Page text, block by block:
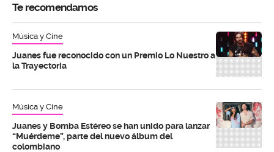
Te recomendamos
Música y Cine
Juanes fue reconocido con un Premio Lo Nuestro a
la Trayectoria
Música y Cine
Juanes y Bomba Estéreo se han unido para lanzar
“Muérdeme”, parte del nuevo álbum del
colombiano